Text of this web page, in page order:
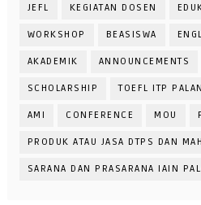
JEFL KEGIATAN DOSEN
WORKSHOP BEASISWA
AKADEMIK ANNOUNCEMENTS
SCHOLARSHIP TOEFL ITP
AMI CONFERENCE MOU
PRODUK ATAU JASA DTPS DAN
SARANA DAN PRASARANA IAIN